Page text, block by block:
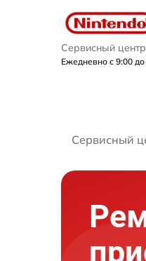
Сервисный
Ежедневно с 9:00
Сервисный